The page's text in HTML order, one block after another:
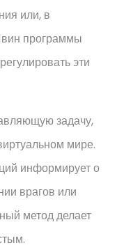
или, в
программы
эти
задачу,
мире.
информирует о
врагов или
метод делает